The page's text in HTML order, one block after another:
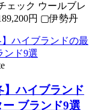
ェック ウールブレ
円 ▢伊勢丹
】ハイブランド
ブランド9選